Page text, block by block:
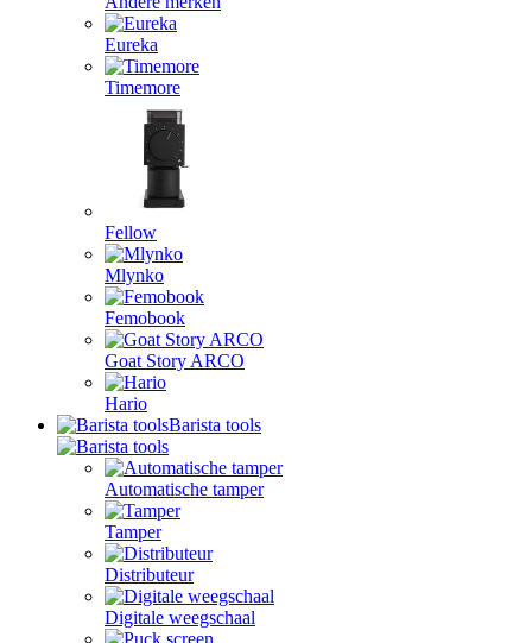
Eureka
Timemore
Fellow
Mlynko
Femobook
Goat Story ARCO
Hario
Barista tools
Automatische tamper
Tamper
Distributeur
Digitale weegschaal